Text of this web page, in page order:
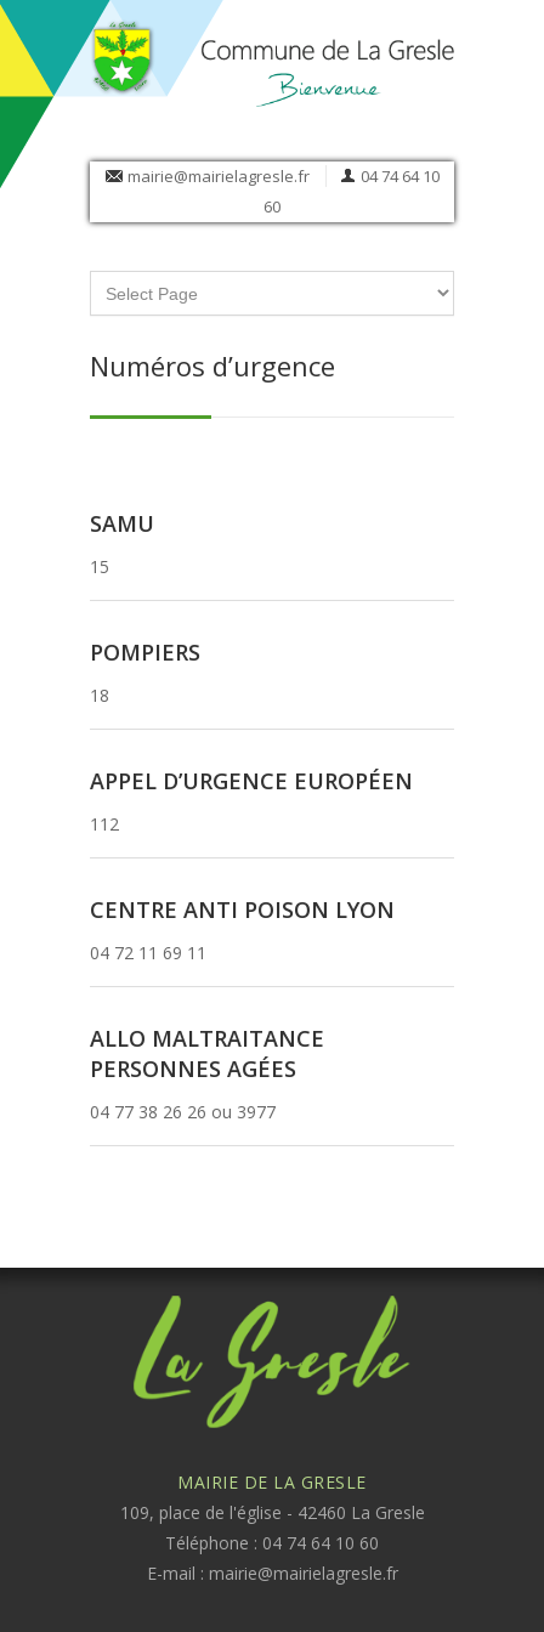
mairie@mairielagresle.fr
04 74 64 10
60
Numéros d’urgence
SAMU
15
POMPIERS
18
APPEL D’URGENCE EUROPÉEN
112
CENTRE ANTI POISON LYON
04 72 11 69 11
ALLO MALTRAITANCE
PERSONNES AGÉES
04 77 38 26 26 ou 3977
MAIRIE DE LA GRESLE
109, place de l'église - 42460 La Gresle
Téléphone : 04 74 64 10 60
E-mail : mairie@mairielagresle.fr